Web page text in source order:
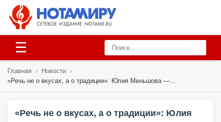
☰
Главная › Новости ›
«Речь не о вкусах, а о традиции»: Юлия Меньшова —...
«Речь не о вкусах, а о традиции»: Юлия